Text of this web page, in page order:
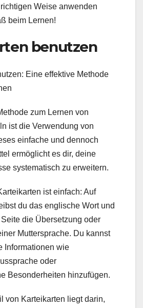
Weise anwenden
beim Lernen!
benutzen
Eine effektive Methode
zum Lernen von
ist die Verwendung von
einfache und dennoch
ermöglicht es dir, deine
systematisch zu erweitern.
ist einfach: Auf
du das englische Wort und
die Übersetzung oder
Muttersprache. Du kannst
Informationen wie
oder
Besonderheiten hinzufügen.
von Karteikarten liegt darin,